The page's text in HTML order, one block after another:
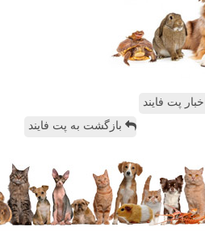
اخبار پت فایند
بازگشت به پت فایند